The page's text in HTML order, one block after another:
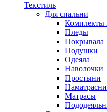
Текстиль
Для спальни
Комплекты
Пледы
Покрывала
Подушки
Одеяла
Наволочки
Простыни
Матрасы